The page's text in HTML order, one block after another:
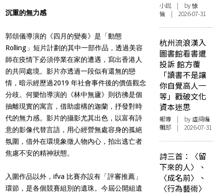
沉重的無力感
郭頌儀導演的《四月的變奏》是「動態
Rolling」短片計劃的其中一部作品，透過美容
師在疫情下必須停業在家的遭遇，寫出香港人
的共同處境。影片亦透過一段似有還無的戀
情，暗示經歷過2019 年社會事件後的價值觀念
分歧。何樂怡導演的《林中無廬》則彷彿是個
抽離現實的寓言，借助虛構的迦蘭，抒發對時
代的無力感。影片的攝影尤其出色，以富有詩
意的影像代替言語，用心經營無處容身的孤絕
氛圍，借外在環境象徵人物內心，拍出逃亡者
焦慮不安的精神狀態。
入圍作品以外，ifva 比賽亦設有「評審推薦」
環節，是各個競賽組別的遺珠。今屆公開組遺
小說 | by 悇
愉 | 2026-07-31
杭州流浪漢入
圖書館看書遭
投訴 館方覆
「讀書不是讓
你自覺高人一
等」戳破文化
資本迷思
報導 | by 虛詞編
輯部 | 2026-07-31
詩三首：〈留
下來的人〉、
〈成名前〉、
〈行為藝術〉